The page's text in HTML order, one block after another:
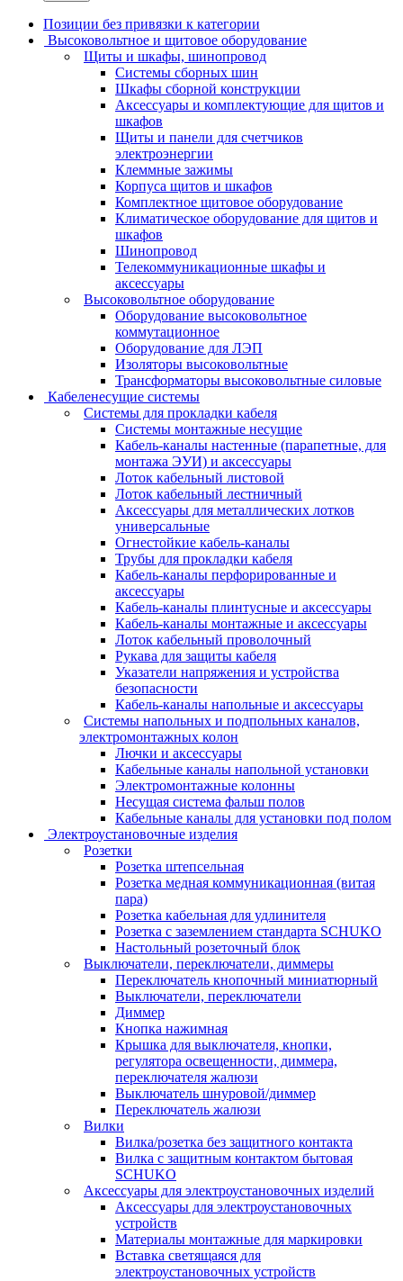
Позиции без привязки к категории
Высоковольтное и щитовое оборудование
Щиты и шкафы, шинопровод
Системы сборных шин
Шкафы сборной конструкции
Аксессуары и комплектующие для щитов и
шкафов
Щиты и панели для счетчиков
электроэнергии
Клеммные зажимы
Корпуса щитов и шкафов
Комплектное щитовое оборудование
Климатическое оборудование для щитов и
шкафов
Шинопровод
Телекоммуникационные шкафы и
аксессуары
Высоковольтное оборудование
Оборудование высоковольтное
коммутационное
Оборудование для ЛЭП
Изоляторы высоковольтные
Трансформаторы высоковольтные силовые
Кабеленесущие системы
Системы для прокладки кабеля
Системы монтажные несущие
Кабель-каналы настенные (парапетные, для
монтажа ЭУИ) и аксессуары
Лоток кабельный листовой
Лоток кабельный лестничный
Аксессуары для металлических лотков
универсальные
Огнестойкие кабель-каналы
Трубы для прокладки кабеля
Кабель-каналы перфорированные и
аксессуары
Кабель-каналы плинтусные и аксессуары
Кабель-каналы монтажные и аксессуары
Лоток кабельный проволочный
Рукава для защиты кабеля
Указатели напряжения и устройства
безопасности
Кабель-каналы напольные и аксессуары
Системы напольных и подпольных каналов,
электромонтажных колон
Лючки и аксессуары
Кабельные каналы напольной установки
Электромонтажные колонны
Несущая система фальш полов
Кабельные каналы для установки под полом
Электроустановочные изделия
Розетки
Розетка штепсельная
Розетка медная коммуникационная (витая
пара)
Розетка кабельная для удлинителя
Розетка с заземлением стандарта SCHUKO
Настольный розеточный блок
Выключатели, переключатели, диммеры
Переключатель кнопочный миниатюрный
Выключатели, переключатели
Диммер
Кнопка нажимная
Крышка для выключателя, кнопки,
регулятора освещенности, диммера,
переключателя жалюзи
Выключатель шнуровой/диммер
Переключатель жалюзи
Вилки
Вилка/розетка без защитного контакта
Вилка с защитным контактом бытовая
SCHUKO
Аксессуары для электроустановочных изделий
Аксессуары для электроустановочных
устройств
Материалы монтажные для маркировки
Вставка светящаяся для
электроустановочных устройств